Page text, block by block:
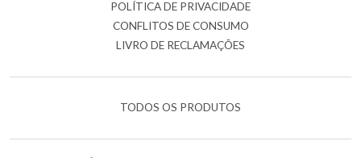
POLÍTICA DE PRIVACIDADE
CONFLITOS DE CONSUMO
LIVRO DE RECLAMAÇÕES
TODOS OS PRODUTOS